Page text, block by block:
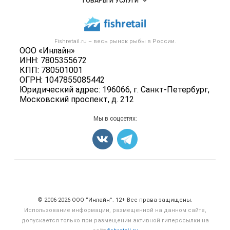
Fishretail.ru – весь рынок рыбы в России.
ООО «Инлайн»
ИНН: 7805355672
КПП: 780501001
ОГРН: 1047855085442
Юридический адрес: 196066, г. Санкт-Петербург,
Московский проспект, д. 212
Размещение рекламы
Публичная оферта
Контактная информация
Политика обработки персональных данных
Новости рынка
Вакансии
Блог
Икра
Рыбопосадочный материал
Полуфабрикаты
Консервы
Карта объявлений
Мы в соцсетях:
© 2006‑2026 ООО “Инлайн”. 12+ Все права защищены.
Использование информации, размещенной на данном сайте,
допускается только при размещении активной гиперссылки на